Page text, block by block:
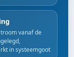
vanaf de
in systeemgoot